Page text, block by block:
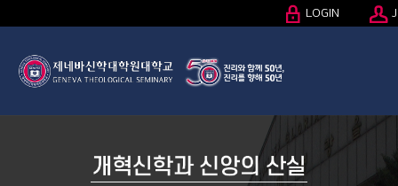
LOGIN